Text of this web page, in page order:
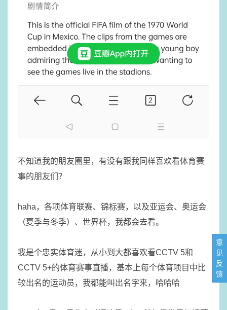
不知道我的朋友圈里，有没有跟我同样喜欢看体育赛
事的朋友们？
haha，各项体育联赛、锦标赛，以及亚运会、奥运会
（夏季与冬季）、世界杯，我都会去看。
我是个忠实体育迷，从小到大都喜欢看CCTV 5和
CCTV 5+的体育赛事直播，基本上每个体育项目中比
较出名的运动员，我都能叫出名字来，哈哈哈
意
见
反
馈